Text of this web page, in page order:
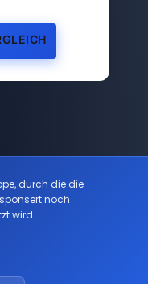
durch die die
noch
wird.